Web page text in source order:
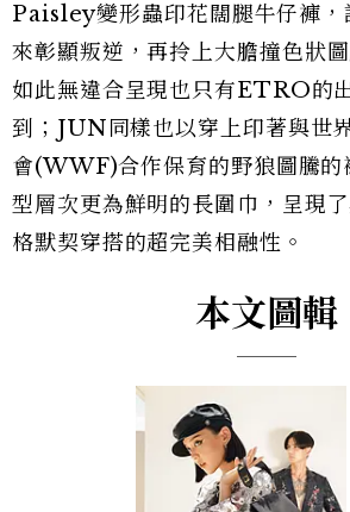
Paisley變形蟲印花闊腿牛仔褲，
來彰顯叛逆，再拎上大膽撞色狀
如此無違合呈現也只有ETRO的
到；JUN同樣也以穿上印著與世
會(WWF)合作保育的野狼圖騰的
型層次更為鮮明的長圍巾，呈現
格默契穿搭的超完美相融性。
本文圖輯